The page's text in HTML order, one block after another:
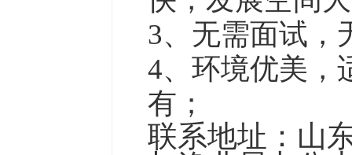
3、无需面试，
4、环境优美，
有；
联系地址：山